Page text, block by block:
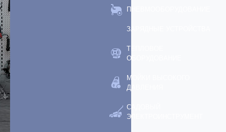
ПНЕВМООБОРУДОВАНИЕ
ЗАРЯДНЫЕ УСТРОЙСТВА
ТЕПЛОВОЕ
ОБОРУДОВАНИЕ
МОЙКИ ВЫСОКОГО
ДАВЛЕНИЯ
САДОВЫЙ
ЭЛЕКТРОИНСТРУМЕНТ